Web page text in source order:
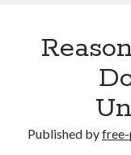
Published by